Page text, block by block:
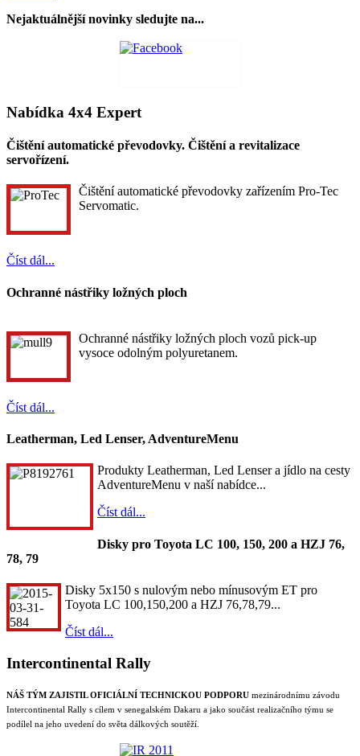
Nejaktuálnější novinky sledujte na...
Nabídka 4x4 Expert
Čištění automatické převodovky. Čištění a revitalizace
servořízení.
Čištění automatické převodovky zařízením Pro-Tec
Servomatic.
Číst dál...
Ochranné nástřiky ložných ploch
Ochranné nástřiky ložných ploch vozů pick-up
vysoce odolným polyuretanem.
Číst dál...
Leatherman, Led Lenser, AdventureMenu
Produkty Leatherman, Led Lenser a jídlo na cesty
AdventureMenu v naší nabídce...
Číst dál...
Disky pro Toyota LC 100, 150, 200 a HZJ 76,
78, 79
Disky 5x150 s nulovým nebo mínusovým ET pro
Toyota LC 100,150,200 a HZJ 76,78,79...
Číst dál...
Intercontinental Rally
NÁŠ TÝM ZAJISTIL OFICIÁLNÍ TECHNICKOU PODPORU mezinárodnímu závodu
Intercontinental Rally s cílem v senegalském Dakaru a jako součást realizačního týmu se
podílel na jeho uvedení do světa dálkových soutěží.